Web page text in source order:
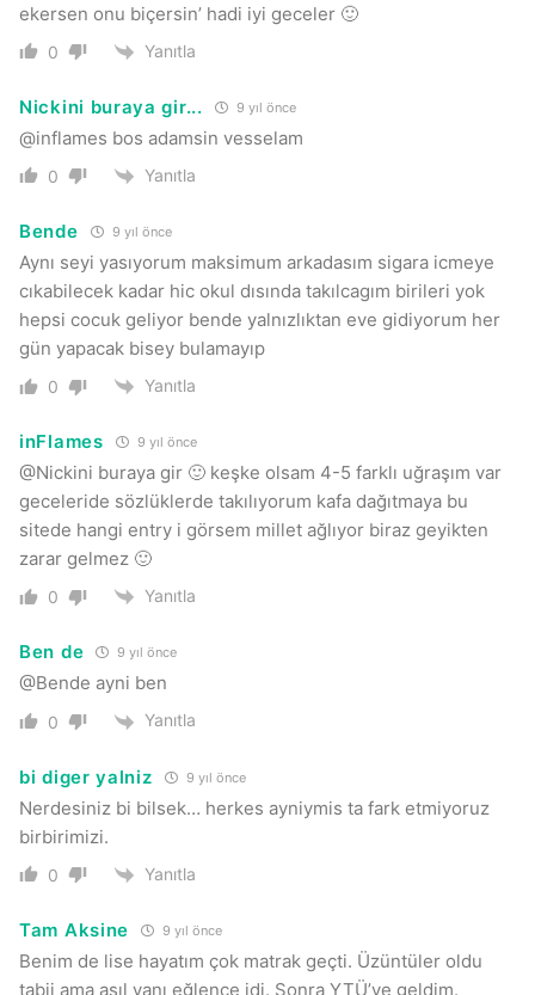
ekersen onu biçersin’ hadi iyi geceler 🙂
0 Yanıtla
Nickini buraya gir... 9 yıl önce
@inflames bos adamsin vesselam
0 Yanıtla
Bende 9 yıl önce
Aynı seyi yasıyorum maksimum arkadasım sigara icmeye
cıkabilecek kadar hic okul dısında takılcagım birileri yok
hepsi cocuk geliyor bende yalnızlıktan eve gidiyorum her
gün yapacak bisey bulamayıp
0 Yanıtla
inFlames 9 yıl önce
@Nickini buraya gir 🙂 keşke olsam 4-5 farklı uğraşım var
geceleride sözlüklerde takılıyorum kafa dağıtmaya bu
sitede hangi entry i görsem millet ağlıyor biraz geyikten
zarar gelmez 🙂
0 Yanıtla
Ben de 9 yıl önce
@Bende ayni ben
0 Yanıtla
bi diger yalniz 9 yıl önce
Nerdesiniz bi bilsek… herkes ayniymis ta fark etmiyoruz
birbirimizi.
0 Yanıtla
Tam Aksine 9 yıl önce
Benim de lise hayatım çok matrak geçti. Üzüntüler oldu
tabii ama asıl yanı eğlence idi. Sonra YTÜ’ye geldim.